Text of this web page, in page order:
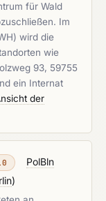
für Wald
Im
wird die
wie
93, 59755
ein Internat
der
PolBln
)